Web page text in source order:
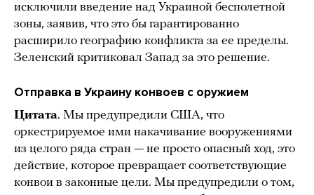
исключили введение над Украиной бесполетной
зоны, заявив, что это бы гарантированно
расширило географию конфликта за ее пределы.
Зеленский критиковал Запад за это решение.
Отправка в Украину конвоев с оружием
Цитата. Мы предупредили США, что
оркестрируемое ими накачивание вооружениями
из целого ряда стран — не просто опасный ход, это
действие, которое превращает соответствующие
конвои в законные цели. Мы предупредили о том,